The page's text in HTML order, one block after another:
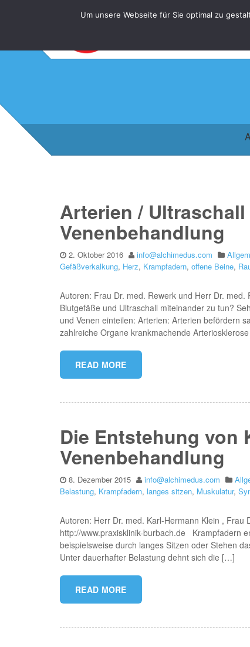
Arterien /
Venenbehandlung
2. Oktober 2016 info@alchimedus.com
Gefäßverkalkung, Herz, Krampfadern, offene Beine,
Autoren: Frau Dr. med. Rewerk und Herr Dr.
Blutgefäße und Ultraschall miteinander zu tun?
und Venen einteilen: Arterien: Arterien befördern
zahlreiche Organe krankmachende
READ MORE
Die Entstehung von
Venenbehandlung
8. Dezember 2015 info@alchimedus.com
Belastung, Krampfadern, langes sitzen, Muskulatur,
Autoren: Herr Dr. med. Karl-Hermann Klein , Frau
http://www.praxisklinik-burbach.de Krampfadern
beispielsweise durch langes Sitzen oder Stehen
Unter dauerhafter Belastung dehnt sich die […]
READ MORE
Um unsere Webseite für Sie optimal zu